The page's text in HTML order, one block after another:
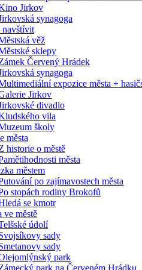
Jirkov
synagoga
navštívit
věž
sklepy
Červený Hrádek
synagoga
expozice města +
Jirkov
divadlo
vila
školy
města
historie o městě
města
městem
po zajímavostech města
stopách rodiny Brokofů
se kmotr
ve městě
údolí
sady
sady
park
park na Červeném Hrádku